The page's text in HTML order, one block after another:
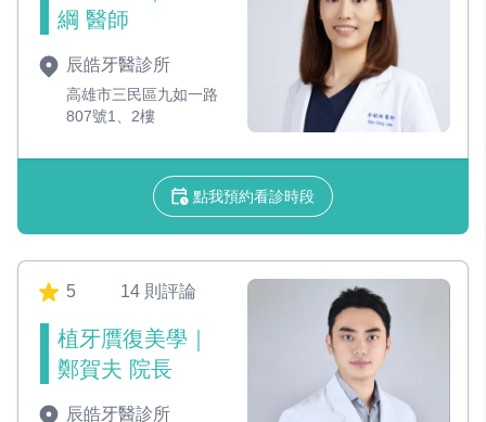
綱 醫師
辰皓牙醫診所
高雄市三民區九如一路
807號1、2樓
點我預約看診時段
5 14 則評論
植牙贋復美學｜
鄭賀夫 院長
辰皓牙醫診所